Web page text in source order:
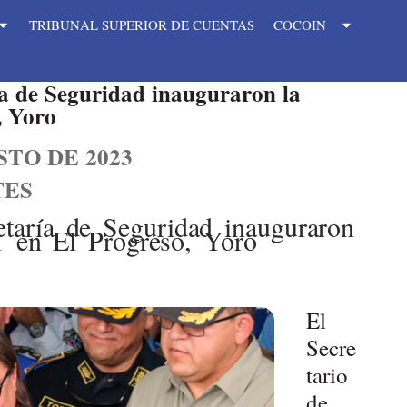
TRIBUNAL SUPERIOR DE CUENTAS
COCOIN
de Seguridad inauguraron la
Yoro
DE 2023
de Seguridad inauguraron
El Progreso, Yoro
El
Secre
tario